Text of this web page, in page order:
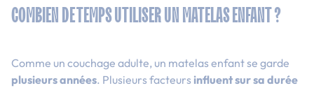
COMBIEN DE TEMPS UTILISER UN MATELAS ENFANT ?
Comme un couchage adulte, un matelas enfant se garde
plusieurs années. Plusieurs facteurs influent sur sa durée